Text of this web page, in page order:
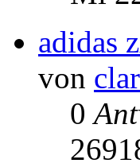
adidas
von
0